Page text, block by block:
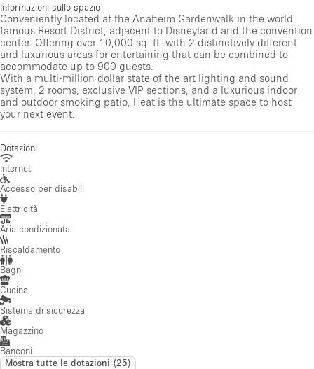
Informazioni sullo spazio
Conveniently located at the Anaheim Gardenwalk in the world
famous Resort District, adjacent to Disneyland and the convention
center. Offering over 10,000 sq. ft. with 2 distinctively different
and luxurious areas for entertaining that can be combined to
accommodate up to 900 guests.
With a multi-million dollar state of the art lighting and sound
system, 2 rooms, exclusive VIP sections, and a luxurious indoor
and outdoor smoking patio, Heat is the ultimate space to host
your next event.
Dotazioni
Internet
Accesso per disabili
Elettricità
Aria condizionata
Riscaldamento
Bagni
Cucina
Sistema di sicurezza
Magazzino
Banconi
Mostra tutte le dotazioni (25)